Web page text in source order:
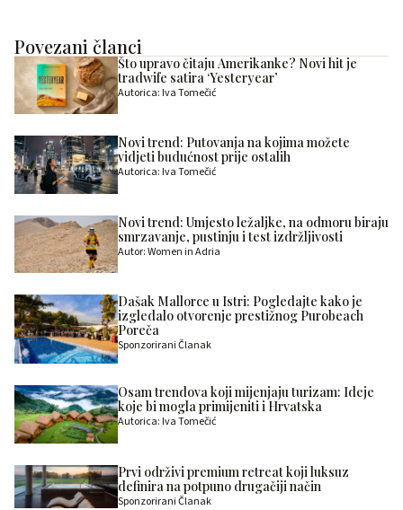
Povezani članci
Što upravo čitaju Amerikanke? Novi hit je
tradwife satira ‘Yesteryear’
Autorica: Iva Tomečić
Novi trend: Putovanja na kojima možete
vidjeti budućnost prije ostalih
Autorica: Iva Tomečić
Novi trend: Umjesto ležaljke, na odmoru biraju
smrzavanje, pustinju i test izdržljivosti
Autor: Women in Adria
Dašak Mallorce u Istri: Pogledajte kako je
izgledalo otvorenje prestižnog Purobeach
Poreča
Sponzorirani Članak
Osam trendova koji mijenjaju turizam: Ideje
koje bi mogla primijeniti i Hrvatska
Autorica: Iva Tomečić
Prvi održivi premium retreat koji luksuz
definira na potpuno drugačiji način
Sponzorirani Članak